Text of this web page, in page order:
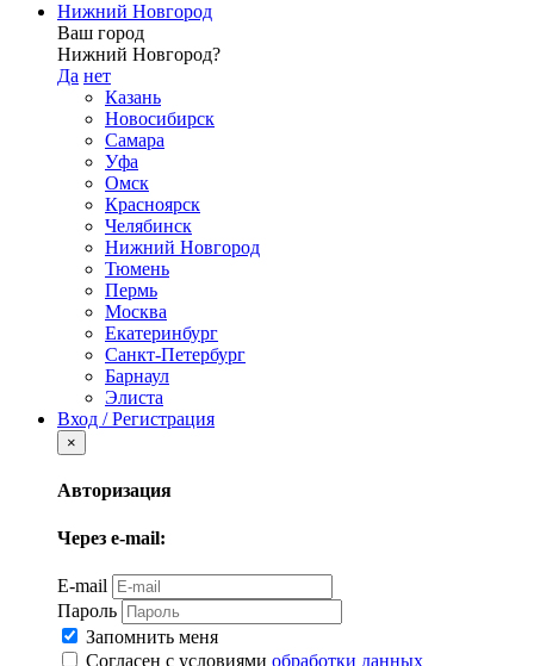
Нижний Новгород
Ваш город
Нижний Новгород?
Да нет
Казань
Новосибирск
Самара
Уфа
Омск
Красноярск
Челябинск
Нижний Новгород
Тюмень
Пермь
Москва
Екатеринбург
Санкт-Петербург
Барнаул
Элиста
Вход / Регистрация
×
Авторизация
Через e-mail:
E-mail
Пароль
Запомнить меня
Согласен с условиями обработки данных